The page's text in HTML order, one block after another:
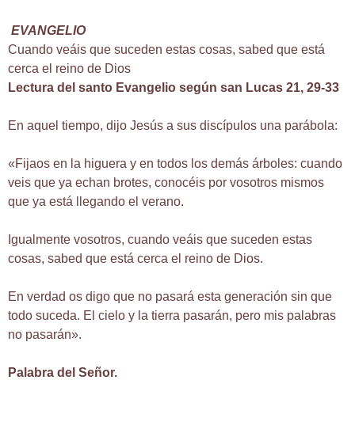
EVANGELIO
Cuando veáis que suceden estas cosas, sabed que está
cerca el reino de Dios
Lectura del santo Evangelio según san Lucas 21, 29-33
En aquel tiempo, dijo Jesús a sus discípulos una parábola:
«Fijaos en la higuera y en todos los demás árboles: cuando
veis que ya echan brotes, conocéis por vosotros mismos
que ya está llegando el verano.
Igualmente vosotros, cuando veáis que suceden estas
cosas, sabed que está cerca el reino de Dios.
En verdad os digo que no pasará esta generación sin que
todo suceda. El cielo y la tierra pasarán, pero mis palabras
no pasarán».
Palabra del Señor.